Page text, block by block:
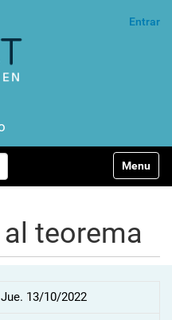
Entrar
Toggle
teorema
Jue. 13/10/2022